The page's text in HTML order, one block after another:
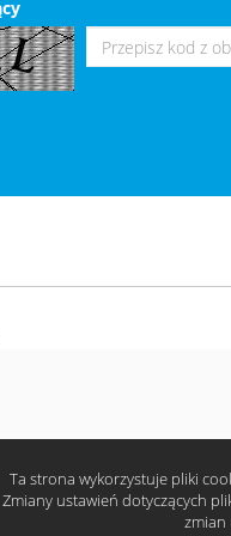
Ta strona wykorzystuje pliki
Zmiany ustawień dotyczących
zmian